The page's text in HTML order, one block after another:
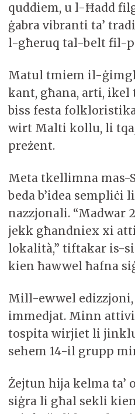
quddiem, u l-Ħadd
ġabra vibranti ta’
l-għeruq tal-belt fil-
Matul tmiem il-
kant, għana, arti,
biss festa
wirt Malti kollu, li
preżent.
Meta tkellimna mas-
beda b’idea sempliċi
nazzjonali. “Madwar
jekk għandniex xi
lokalità,” tiftakar is-
kien ħawwel ħafna
Mill-ewwel edizzjoni,
immedjat. Minn
tospita wirjiet li
sehem 14-il grupp
Żejtun hija kelma
siġra li għal sekli